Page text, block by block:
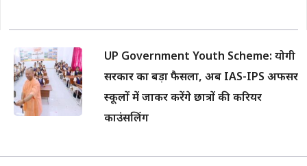
UP Government Youth Scheme: योगी
सरकार का बड़ा फैसला, अब IAS-IPS अफसर
स्कूलों में जाकर करेंगे छात्रों की करियर
काउंसलिंग